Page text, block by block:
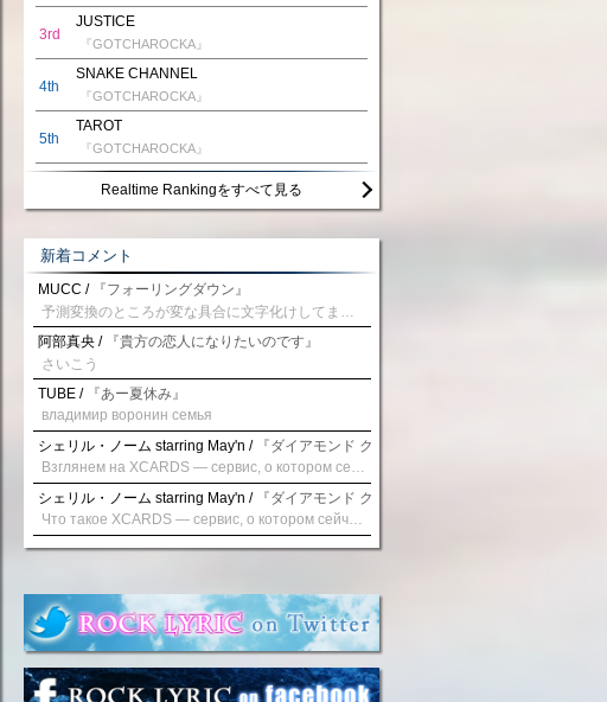
3rd
JUSTICE
『GOTCHAROCKA』
4th
SNAKE CHANNEL
『GOTCHAROCKA』
5th
TAROT
『GOTCHAROCKA』
Realtime Rankingをすべて見る
新着コメント
MUCC / 『フォーリングダウン』
阿部真央 / 『貴方の恋人になりたいのです』
さいこう
TUBE / 『あー夏休み』
владимир воронин семья
シェリル・ノーム starring May'n / 『ダイアモンド クレバス/射手座☆午後九時 Don't be
シェリル・ノーム starring May'n / 『ダイアモンド クレバス/射手座☆午後九時 Don't be
Что такое XCARDS — сервис, о котором сейчас говорят. Буквально на днях заметил о интересный бренд XCARDS, он помогает создавать онлайн карты чтобы управлять бюджетами. Ключевые преимущества: Выпуск занимает всего считанные минуты. Платформа даёт возможность оформить множество карт для разных целей. Есть поддержка в любое время суток включая персонального менеджера. Есть контроль без задержек — транзакции, уведомления, аналитика — всё под рукой. Возможные нюансы: Регистрация: европейская юрисдикция — желательно убедиться, что сервис можно использовать без нарушений. Финансовые условия: возможно, есть скрытые комиссии, поэтому лучше внимательно прочитать договор. Отзывы пользователей: по отзывам поддержка работает быстро. Надёжность системы: внедрены базовые меры безопасности, но всё равно советую не хранить большие суммы на карте. Вывод: В целом платформа кажется отличным помощником для маркетологов. Платформа сочетает скорость, удобство и гибкость. Как вы думаете? Пользовались ли вы XCARDS? Поделитесь опытом — будет интересно сравнить. Виртуальные карты для бизнеса